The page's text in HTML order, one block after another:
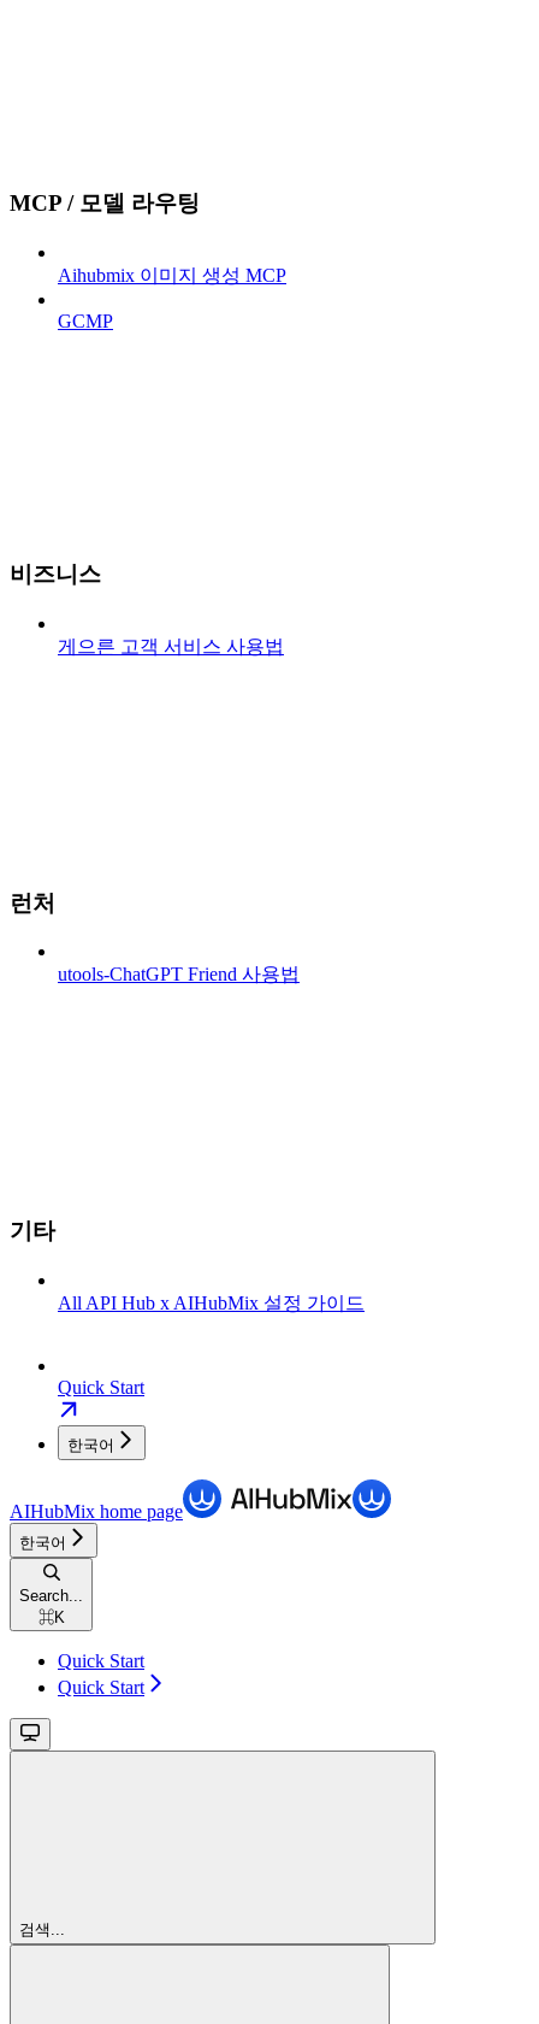
MCP / 모델 라우팅
Aihubmix 이미지 생성 MCP
GCMP
비즈니스
게으른 고객 서비스 사용법
런처
utools-ChatGPT Friend 사용법
기타
All API Hub x AIHubMix 설정 가이드
Quick Start
한국어
AIHubMix home page
한국어
Search...
⌘K
Quick Start
Quick Start
검색...